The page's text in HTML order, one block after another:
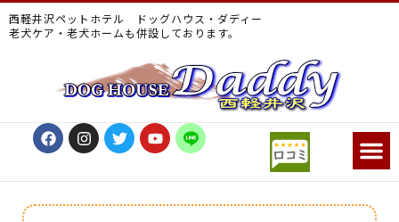
西軽井沢ペットホテル ドッグハウス・ダディー
老犬ケア・老犬ホームも併設しております。